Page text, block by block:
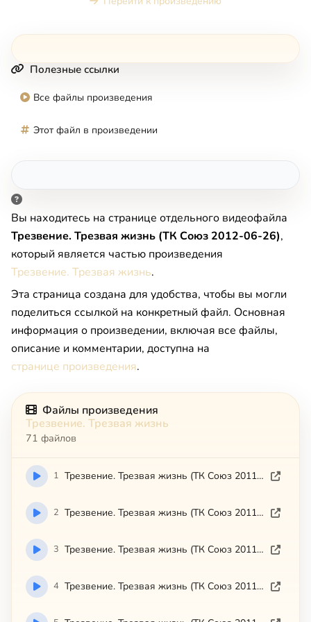
Полезные ссылки
Все файлы произведения
Этот файл в произведении
Вы находитесь на странице отдельного видеофайла
Трезвение. Трезвая жизнь (ТК Союз 2012-06-26),
который является частью произведения
Трезвение. Трезвая жизнь.
Эта страница создана для удобства, чтобы вы могли
поделиться ссылкой на конкретный файл. Основная
информация о произведении, включая все файлы,
описание и комментарии, доступна на
странице произведения.
Файлы произведения
Трезвение. Трезвая жизнь
71 файлов
1 Трезвение. Трезвая жизнь (ТК Союз 2011-10-11)
2 Трезвение. Трезвая жизнь (ТК Союз 2011-10-18)
3 Трезвение. Трезвая жизнь (ТК Союз 2011-10-25)
4 Трезвение. Трезвая жизнь (ТК Союз 2011-11-04)